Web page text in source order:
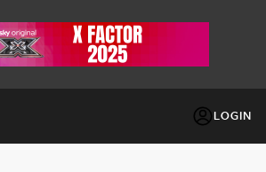
LOGIN